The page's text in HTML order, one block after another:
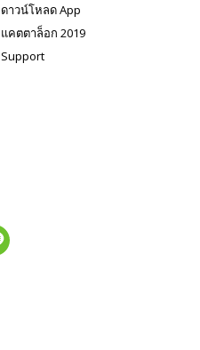
ดาวน์โหลด App
แคตตาล็อก 2019
Support